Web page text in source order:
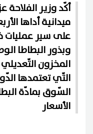
أكّد وزير الفلاحة
ميدانية أداها
على سير عمليات
وبذور البطاطا
المخزون
التّي تعتمدها
السّوق بمادّة
الأسعار